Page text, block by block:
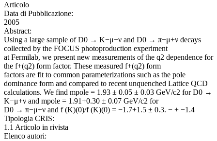
Articolo
Data di Pubblicazione:
2005
Abstract:
Using a large sample of D0 → K−μ+ν and D0 → π−μ+ν decays
collected by the FOCUS photoproduction experiment
at Fermilab, we present new measurements of the q2 dependence for
the f+(q2) form factor. These measured f+(q2) form
factors are fit to common parameterizations such as the pole
dominance form and compared to recent unquenched Lattice QCD
calculations. We find mpole = 1.93 ± 0.05 ± 0.03 GeV/c2 for D0 →
K−μ+ν and mpole = 1.91+0.30 ± 0.07 GeV/c2 for
D0 → π−μ+ν and f (K)(0)/f (K)(0) = −1.7+1.5 ± 0.3. − + −1.4
Tipologia CRIS:
1.1 Articolo in rivista
Elenco autori: